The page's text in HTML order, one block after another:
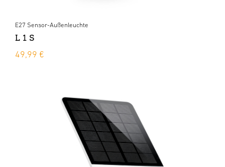
E27 Sensor-Außenleuchte
L 1 S
49,99 €